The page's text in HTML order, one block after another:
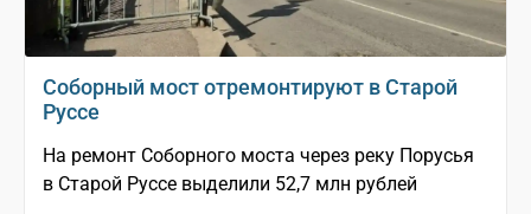
Соборный мост отремонтируют в Старой
Руссе
На ремонт Соборного моста через реку Порусья
в Старой Руссе выделили 52,7 млн рублей